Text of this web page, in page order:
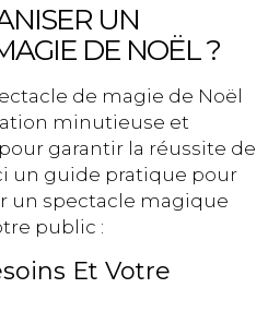
UN
DE NOËL ?
de magie de Noël
minutieuse et
garantir la réussite de
un guide pratique pour
un spectacle magique
public :
Et Votre